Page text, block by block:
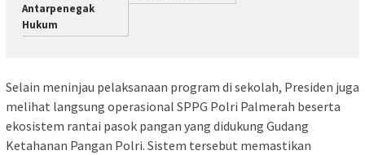
Antarpenegak
Hukum
Selain meninjau pelaksanaan program di sekolah, Presiden juga
melihat langsung operasional SPPG Polri Palmerah beserta
ekosistem rantai pasok pangan yang didukung Gudang
Ketahanan Pangan Polri. Sistem tersebut memastikan